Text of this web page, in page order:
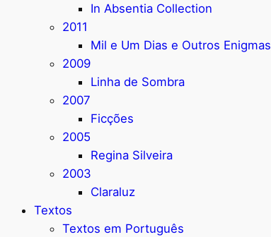
In Absentia Collection
2011
Mil e Um Dias e Outros Enigmas
2009
Linha de Sombra
2007
Ficções
2005
Regina Silveira
2003
Claraluz
Textos
Textos em Português